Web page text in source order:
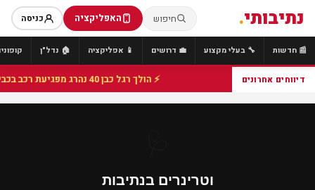
נתיבותי. חיפוש האפליקציה כניסה
📰 חדשות 🔧 בעלי מקצוע 💼 דרושים 📱 אפליקציה 🏠 נדל"ן
דיווחים אחרונים ⚡ הולך רגל כבן 40 נהרג מפגיעת רכב בכביש 25 סמוך לצומת הנשיא, מתנדבי זק"א פועלו בזירה
וטרינרים בנתיבות